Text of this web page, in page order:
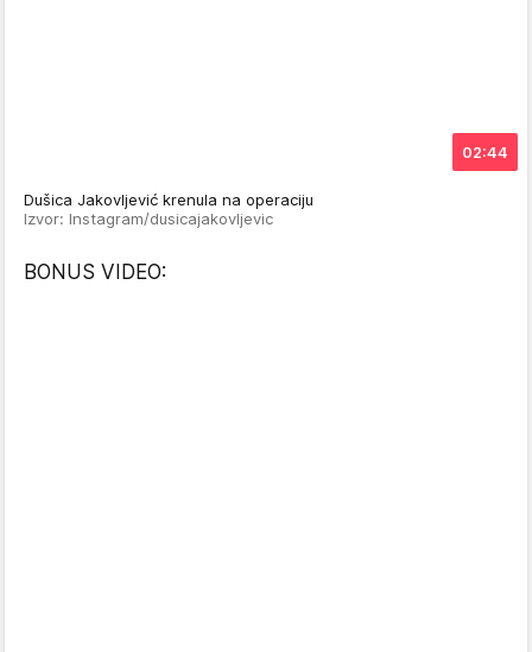
02:44
Dušica Jakovljević krenula na operaciju
Izvor: Instagram/dusicajakovljevic
BONUS VIDEO: